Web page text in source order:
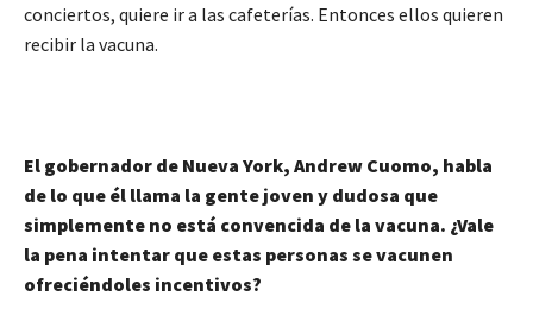
conciertos, quiere ir a las cafeterías. Entonces ellos quieren
recibir la vacuna.
El gobernador de Nueva York, Andrew Cuomo, habla
de lo que él llama la gente joven y dudosa que
simplemente no está convencida de la vacuna. ¿Vale
la pena intentar que estas personas se vacunen
ofreciéndoles incentivos?